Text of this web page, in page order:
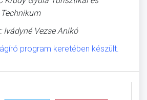
Ivádyné Vezse Anikó
program keretében készült.